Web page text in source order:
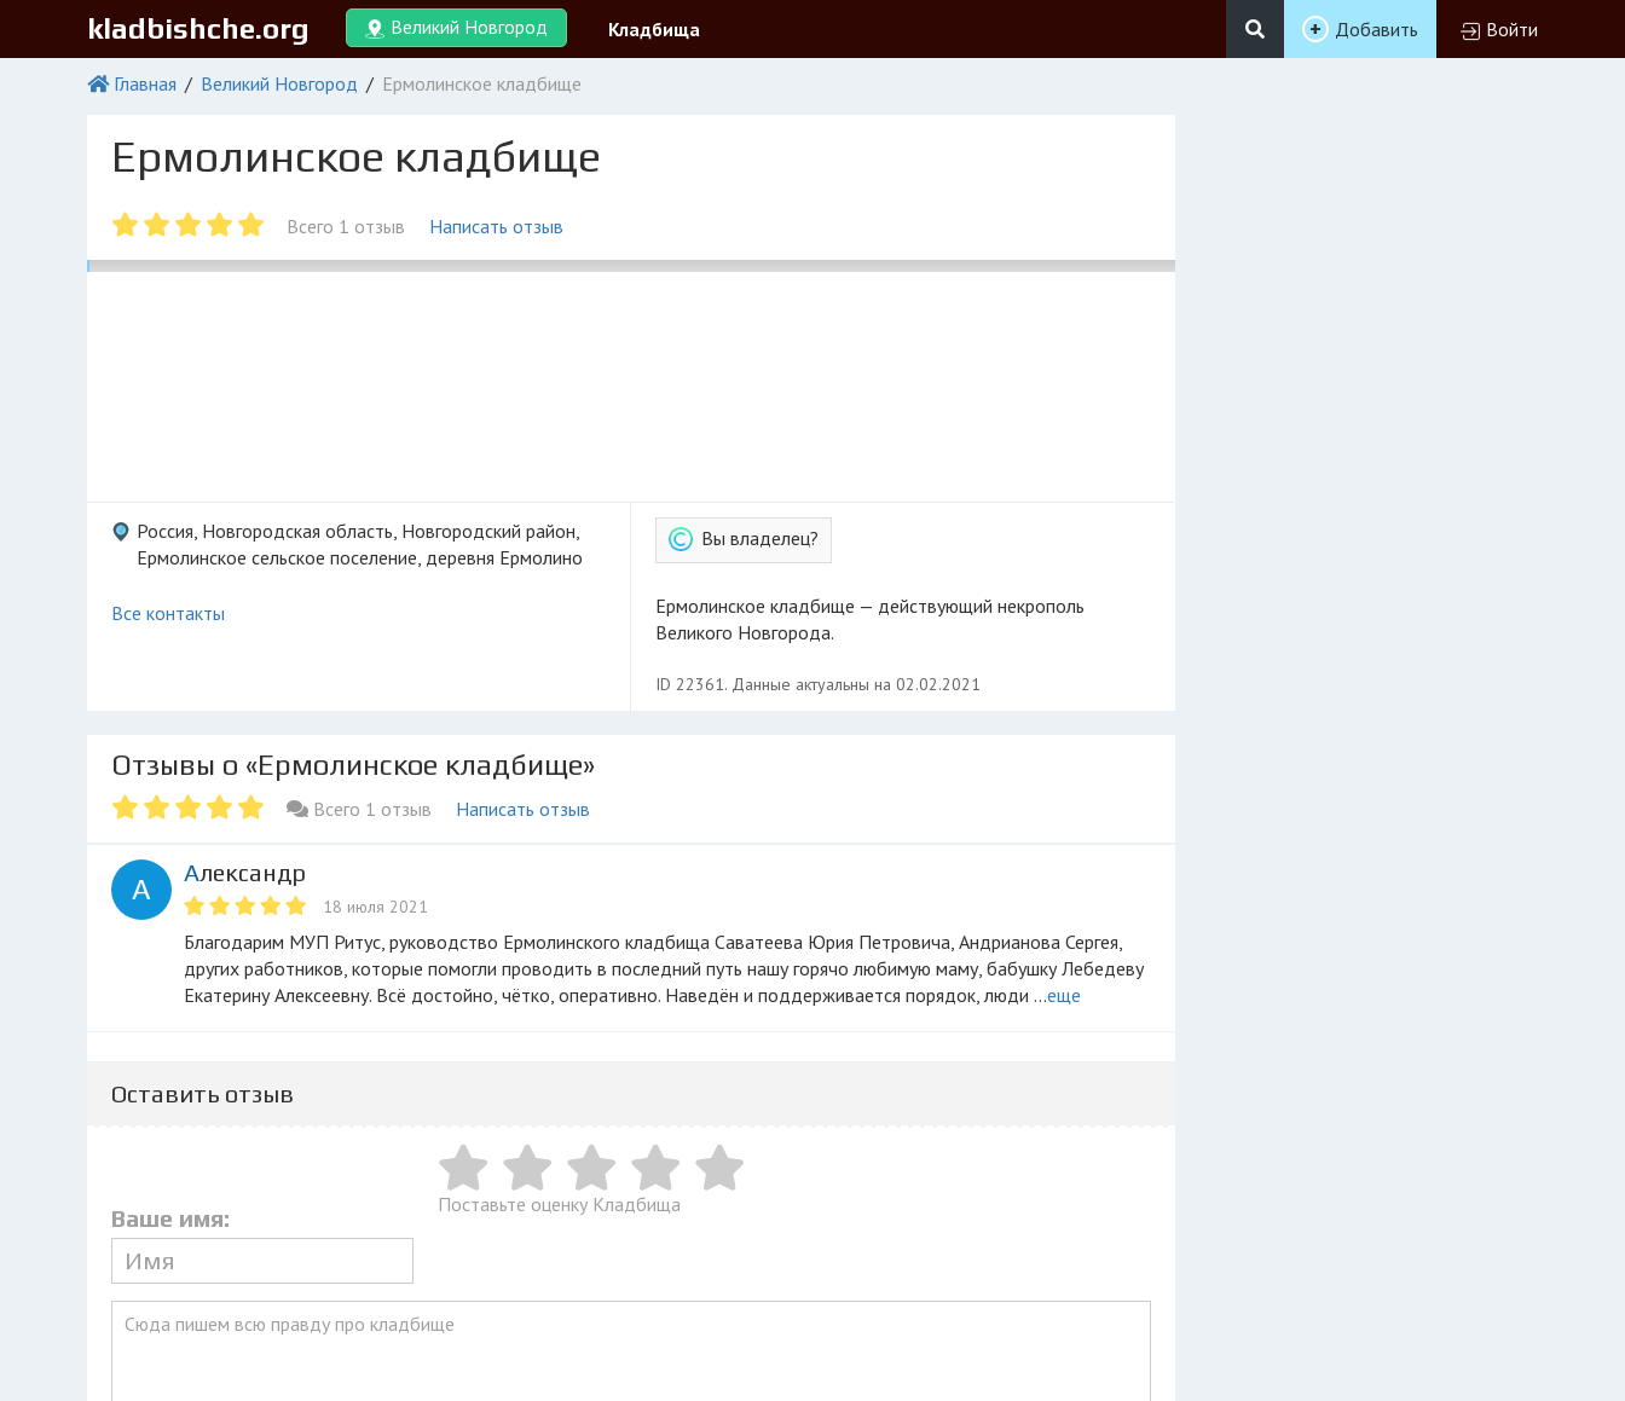
kladbishche.org Великий Новгород Кладбища Добавить Войти
Главная Великий Новгород Ермолинское кладбище
Ермолинское кладбище
Всего 1 отзыв Написать отзыв
Россия, Новгородская область, Новгородский район,
Ермолинское сельское поселение, деревня Ермолино
Все контакты
Вы владелец?
Ермолинское кладбище — действующий некрополь
Великого Новгорода.
ID 22361. Данные актуальны на 02.02.2021
Отзывы о «Ермолинское кладбище»
Всего 1 отзыв Написать отзыв
А
Александр
18 июля 2021
Благодарим МУП Ритус, руководство Ермолинского кладбища Саватеева Юрия Петровича, Андрианова Сергея,
других работников, которые помогли проводить в последний путь нашу горячо любимую маму, бабушку Лебедеву
Екатерину Алексеевну. Всё достойно, чётко, оперативно. Наведён и поддерживается порядок, люди ...еще
Оставить отзыв
Ваше имя: Поставьте оценку Кладбища